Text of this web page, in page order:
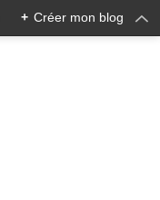
+ Créer mon blog